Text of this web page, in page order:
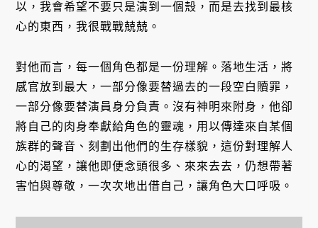
以，我會希望不要只是演到一個殼，而是去找到最核
心的東西，我很戰戰兢兢。
對他而言，每一個角色都是一份理解。落地生活，將
感官放到最大，一部分像要替過去的一段空白贖罪，
一部分像要替演員身分負責。沒有神明來附身，他卻
將自己的肉身奉獻給角色的靈魂，用以傳達來自某個
族群的聲音、刻劃出他們的生存樣貌，這份對理解人
心的渴望，讓他即便念頭很多、來來去去，仍想帶著
害怕與尊敬，一次次地出借自己，讓角色大口呼吸。